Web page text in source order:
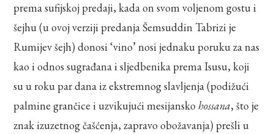
prema sufijskoj predaji, kada on svom voljenom gostu i
šejhu (u ovoj verziji predanja Šemsuddin Tabrizi je
Rumijev šejh) donosi ‘vino’ nosi jednaku poruku za nas
kao i odnos sugrađana i sljedbenika prema Isusu, koji
su u roku par dana iz ekstremnog slavljenja (podižući
palmine grančice i uzvikujući mesijanskohossana, što je
znak izuzetnog čašćenja, zapravo obožavanja) prešli u